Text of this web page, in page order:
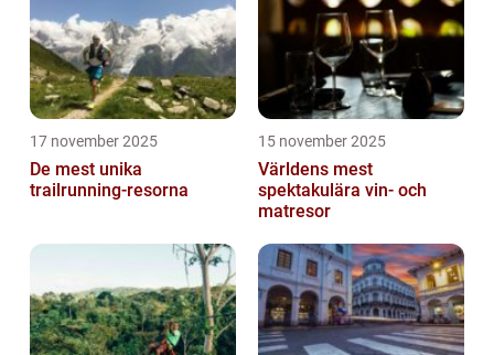
17 november 2025
De mest unika
trailrunning-resorna
15 november 2025
Världens mest
spektakulära vin- och
matresor